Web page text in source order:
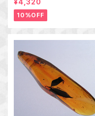
10%OFF